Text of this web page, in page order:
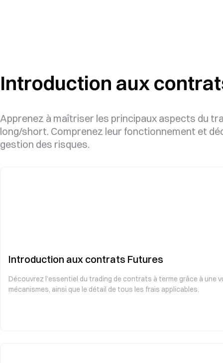
Introduction aux
Apprenez à maîtriser les principaux aspects du
long/short. Comprenez leur fonctionnement et
gestion des risques.
Introduction aux contrats Futures
Découvrez l’essentiel du trading de contrats à terme grâce à une
mécanismes, ainsi que le détail de tous les frais applicables.